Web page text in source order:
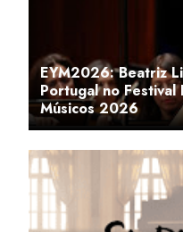
EYM2026: Beatriz
Portugal no Festival
Músicos 2026